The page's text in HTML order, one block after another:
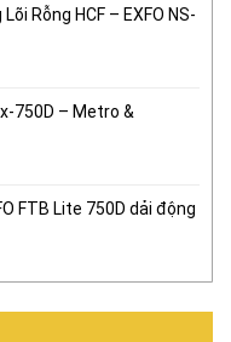
Rỗng HCF – EXFO NS-
750D – Metro &
FTB Lite 750D dải động